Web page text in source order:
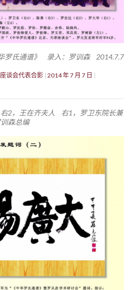
罗氏通谱》 录入：罗训森 2014.7.7
谈会代表合影 2014 年 7 月 7 日
2，王在齐夫人 右1，罗卫东院长兼
森总编